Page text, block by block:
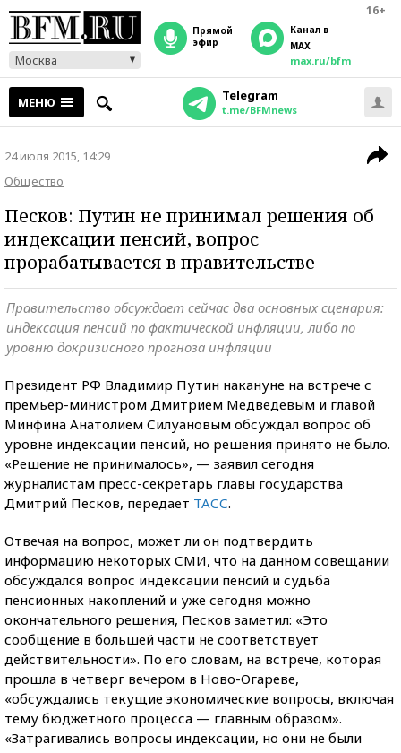
16+
Москва
прямой
эфир
Канал в
MAX
max.ru/bfm
МЕНЮ Telegram
t.me/BFMnews
24 июля 2015, 14:29
Общество
Песков: Путин не принимал решения об
индексации пенсий, вопрос
прорабатывается в правительстве
Правительство обсуждает сейчас два основных сценария:
индексация пенсий по фактической инфляции, либо по
уровню докризисного прогноза инфляции
Президент РФ Владимир Путин накануне на встрече с
премьер-министром Дмитрием Медведевым и главой
Минфина Анатолием Силуановым обсуждал вопрос об
уровне индексации пенсий, но решения принято не было.
«Решение не принималось», — заявил сегодня
журналистам пресс-секретарь главы государства
Дмитрий Песков, передает ТАСС.
Отвечая на вопрос, может ли он подтвердить
информацию некоторых СМИ, что на данном совещании
обсуждался вопрос индексации пенсий и судьба
пенсионных накоплений и уже сегодня можно
окончательного решения, Песков заметил: «Это
сообщение в большей части не соответствует
действительности». По его словам, на встрече, которая
прошла в четверг вечером в Ново-Огареве,
«обсуждались текущие экономические вопросы, включая
тему бюджетного процесса — главным образом».
«Затрагивались вопросы индексации, но они не были